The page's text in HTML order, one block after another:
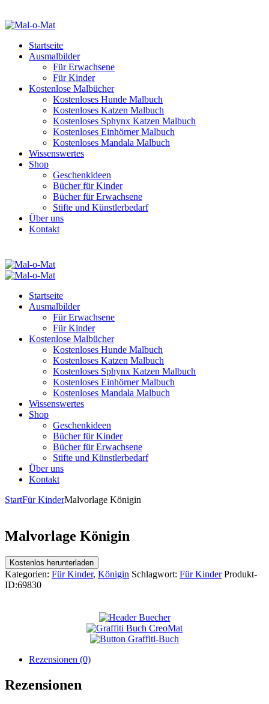
Startseite
Ausmalbilder
Für Erwachsene
Für Kinder
Kostenlose Malbücher
Kostenloses Hunde Malbuch
Kostenloses Katzen Malbuch
Kostenloses Sphynx Katzen Malbuch
Kostenloses Einhörner Malbuch
Kostenloses Mandala Malbuch
Wissenswertes
Shop
Geschenkideen
Bücher für Kinder
Bücher für Erwachsene
Stifte und Künstlerbedarf
Über uns
Kontakt
Startseite
Ausmalbilder
Für Erwachsene
Für Kinder
Kostenlose Malbücher
Kostenloses Hunde Malbuch
Kostenloses Katzen Malbuch
Kostenloses Sphynx Katzen Malbuch
Kostenloses Einhörner Malbuch
Kostenloses Mandala Malbuch
Wissenswertes
Shop
Geschenkideen
Bücher für Kinder
Bücher für Erwachsene
Stifte und Künstlerbedarf
Über uns
Kontakt
StartFür KinderMalvorlage Königin
Malvorlage Königin
Kostenlos herunterladen
Kategorien: Für Kinder, Königin Schlagwort: Für Kinder Produkt-
ID:69830
Rezensionen (0)
Rezensionen